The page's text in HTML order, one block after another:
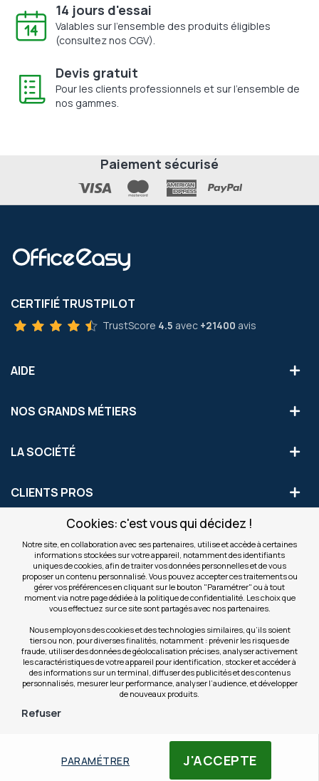
J'ACCEPTE
PARAMÉTRER
Cookies: c'est vous qui décidez !
Notre site, en collaboration avec ses partenaires, utilise et accède à certaines
informations stockées sur votre appareil, notamment des identifiants
uniques de cookies, afin de traiter vos données personnelles et de vous
proposer un contenu personnalisé. Vous pouvez accepter ces traitements ou
gérer vos préférences en cliquant sur le bouton "Paramétrer" ou à tout
moment via notre page dédiée à la politique de confidentialité. Les choix que
vous effectuez sur ce site sont partagés avec nos partenaires.
Nous employons des cookies et des technologies similaires, qu’ils soient
tiers ou non, pour diverses finalités, notamment : prévenir les risques de
fraude, utiliser des données de géolocalisation précises, analyser activement
les caractéristiques de votre appareil pour identification, stocker et accéder à
des informations sur un terminal, diffuser des publicités et des contenus
personnalisés, mesurer leur performance, analyser l’audience, et développer
de nouveaux produits.
Refuser
14 jours d'essai
Valables sur l'ensemble des produits éligibles
(consultez nos CGV).
Devis gratuit
Pour les clients professionnels et sur l'ensemble de
nos gammes.
Paiement sécurisé
CERTIFIÉ TRUSTPILOT
TrustScore 4.5 avec +21400 avis
AIDE
NOS GRANDS MÉTIERS
LA SOCIÉTÉ
CLIENTS PROS
S'INSCRIRE AUX OFFRES COMMERCIALES
Inscription
notre
newsletter
Valider
NOS SITES
© Copyright OfficeEasy 2026